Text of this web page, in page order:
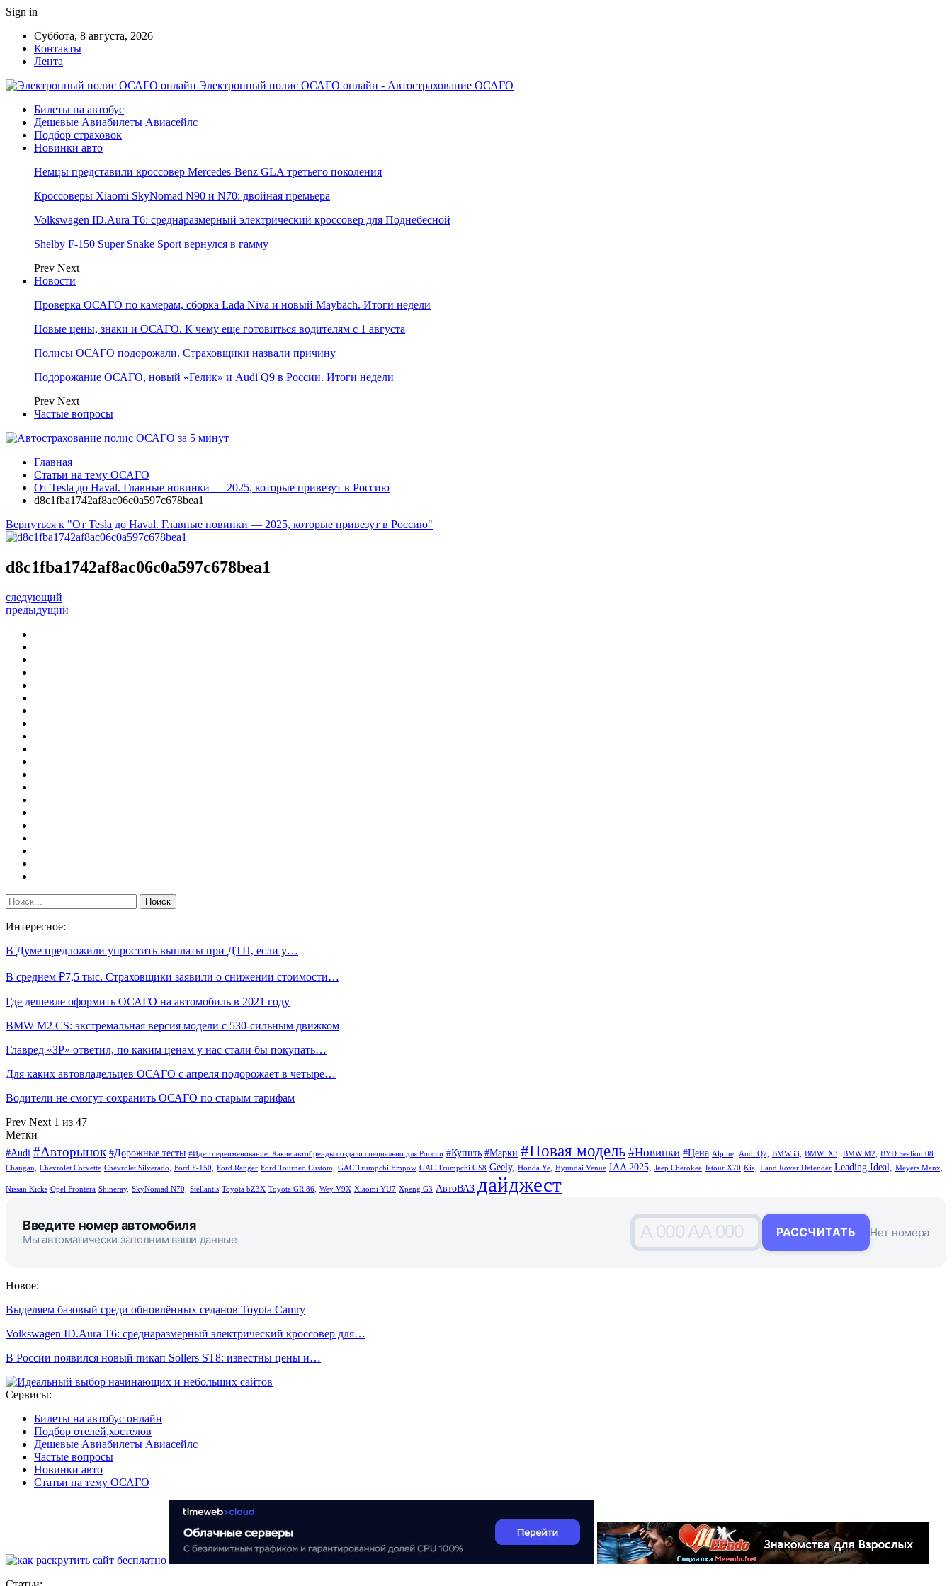
Sign in
Суббота, 8 августа, 2026
Контакты
Лента
Электронный полис ОСАГО онлайн - Автострахование ОСАГО
Билеты на автобус
Дешевые Авиабилеты Авиасейлс
Подбор страховок
Новинки авто
Немцы представили кроссовер Mercedes-Benz GLA третьего поколения
Кроссоверы Xiaomi SkyNomad N90 и N70: двойная премьера
Volkswagen ID.Aura T6: среднаразмерный электрический кроссовер для Поднебесной
Shelby F-150 Super Snake Sport вернулся в гамму
Prev Next
Новости
Проверка ОСАГО по камерам, сборка Lada Niva и новый Maybach. Итоги недели
Новые цены, знаки и ОСАГО. К чему еще готовиться водителям с 1 августа
Полисы ОСАГО подорожали. Страховщики назвали причину
Подорожание ОСАГО, новый «Гелик» и Audi Q9 в России. Итоги недели
Prev Next
Частые вопросы
Главная
Статьи на тему ОСАГО
От Tesla до Haval. Главные новинки — 2025, которые привезут в Россию
d8c1fba1742af8ac06c0a597c678bea1
Вернуться к "От Tesla до Haval. Главные новинки — 2025, которые привезут в Россию"
d8c1fba1742af8ac06c0a597c678bea1
следующий
предыдущий
Интересное:
В Думе предложили упростить выплаты при ДТП, если у…
В среднем ₽7,5 тыс. Страховщики заявили о снижении стоимости…
Где дешевле оформить ОСАГО на автомобиль в 2021 году
BMW M2 CS: экстремальная версия модели с 530-сильным движком
Главред «ЗР» ответил, по каким ценам у нас стали бы покупать…
Для каких автовладельцев ОСАГО с апреля подорожает в четыре…
Водители не смогут сохранить ОСАГО по старым тарифам
Prev Next 1 из 47
Метки
#Audi #Авторынок #Дорожные тесты #Идет переименование: Какие автобренды создали специально для России #Купить #Марки #Новая модель #Новинки #Цена Alpine, Audi Q7, BMW i3, BMW iX3, BMW M2,
BYD Sealion 08
Changan,
Chevrolet Corvette Chevrolet Silverado, Ford F-150, Ford Ranger Ford Tourneo Custom, GAC Trumpchi Empow GAC Trumpchi GS8 Geely, Honda Ye, Hyundai Venue IAA 2025, Jeep Cherokee Jetour X70 Kia, Land Rover Defender Leading Ideal, Meyers Manx,
Nissan Kicks Opel Frontera Shineray, SkyNomad N70, Stellantis Toyota bZ3X Toyota GR 86, Wey V9X Xiaomi YU7 Xpeng G3 АвтоВАЗ дайджест
Введите номер автомобиля
Мы автоматически заполним ваши данные A 000 AA 000 РАССЧИТАТЬ Нет номера
Новое:
Выделяем базовый среди обновлённых седанов Toyota Camry
Volkswagen ID.Aura T6: среднаразмерный электрический кроссовер для…
В России появился новый пикап Sollers ST8: известны цены и…
Сервисы:
Билеты на автобус онлайн
Подбор отелей,хостелов
Дешевые Авиабилеты Авиасейлс
Частые вопросы
Новинки авто
Статьи на тему ОСАГО